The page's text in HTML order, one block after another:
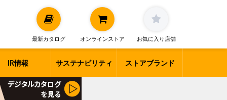
最新カタログ オンラインストア お気に入り店舗
IR情報 サステナビリティ ストアブランド